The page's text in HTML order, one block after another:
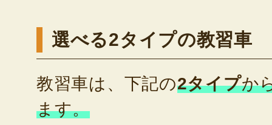
選べる2タイプの教習車
教習車は、下記の2タイプか
ます。